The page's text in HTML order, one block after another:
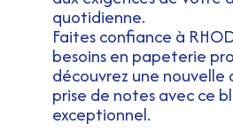
quotidienne.
Faites confiance à
besoins en papeterie
découvrez une nouvelle
prise de notes avec ce
exceptionnel.